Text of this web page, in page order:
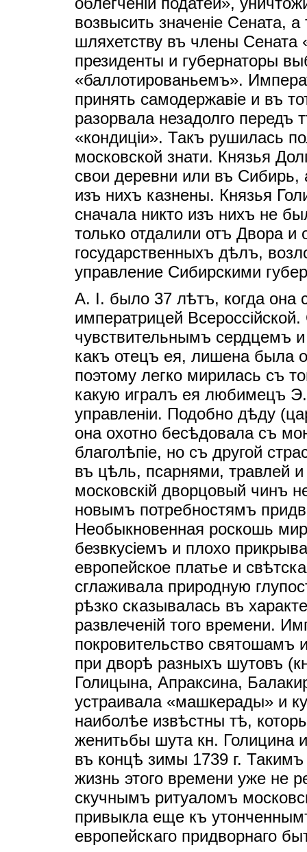
возвысить значенiе Сената,
шляхетству въ члены
президенты и губернаторы
«баллотированьемъ».
принять самодержавiе и въ
разорвала незадолго
«кондицiи». Такъ рушилась
московской знати. Князья
свои деревни или въ Сибирь,
изъ нихъ казнены. Князья
сначала никто изъ нихъ не
только отдалили отъ Двора
государственныхъ дѣлъ,
управление Сибирскими
А. I. было 37 лѣтъ, когда она
императрицей
чувствительнымъ сердцемъ
какъ отецъ ея, лишена была
поэтому легко мирилась съ
какую игралъ ея любимецъ
управленiи. Подобно дѣду
она охотно бесѣдовала съ
благолѣпiе, но съ другой
въ цѣль, псарнями, травлей
московскiй дворцовый чинъ
новымъ потребностямъ
Необыкновенная роскошь
безвкусiемъ и плохо
европейское платье и
сглаживала природную
рѣзко сказывалась въ
развлеченiй того времени.
покровительство
при дворѣ разныхъ шутовъ
Голицына, Апраксина,
устраивала «машкерады» и
наиболѣе извѣстны тѣ,
женитьбы шута кн. Голицина
въ концѣ зимы 1739 г.
жизнь этого времени уже не
скучнымъ ритуаломъ
привыкла еще къ
европейскаго придворнаго